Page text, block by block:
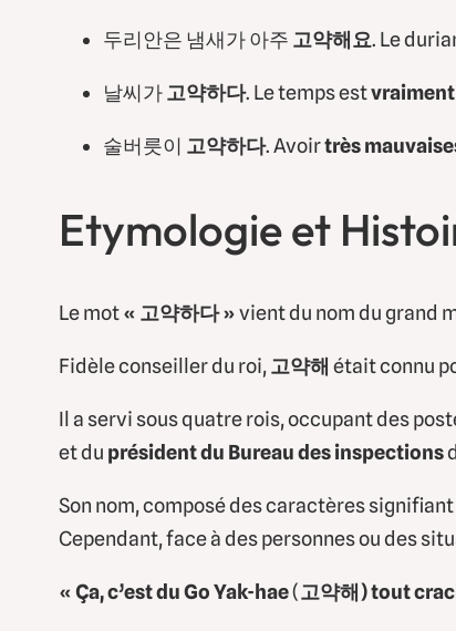
두리안은 냄새가 아주 고약해요. Le
날씨가고약하다. Le temps est
술버릇이 고약하다. Avoirtrès
Etymologie et
Le mot« 고약하다 »vient du nom du grand
Fidèle conseiller du roi,고약해 était connu
Il a servi sous quatre rois, occupant des
et du président du Bureau des inspections
Son nom, composé des caractères signifiant
Cependant, face à des personnes ou des
« Ça, c’est duGo Yak-hae(고약해) tout